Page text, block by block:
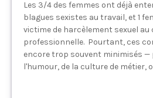
Les 3/4 des femmes ont déjà
blagues sexistes au travail, et 1
victime de harcèlement sexuel au
professionnelle. Pourtant, ces
encore trop souvent minimisés —
l'humour, de la culture de métier,